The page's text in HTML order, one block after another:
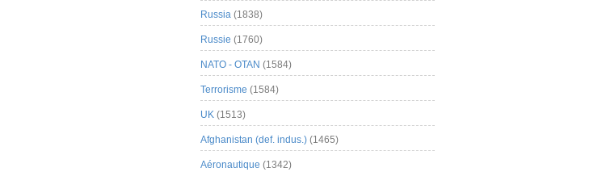
Russia (1838)
Russie (1760)
NATO - OTAN (1584)
Terrorisme (1584)
UK (1513)
Afghanistan (def. indus.) (1465)
Aéronautique (1342)